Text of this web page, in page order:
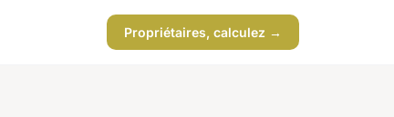
Propriétaires, calculez →